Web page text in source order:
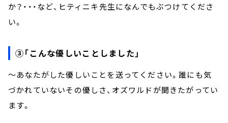
か？・・・など、ヒティニキ先生になんでもぶつけてくださ
い。
③「こんな優しいことしました」
～あなたがした優しいことを送ってください。誰にも気
づかれていないその優しさ、オズワルドが聞きたがってい
ます。